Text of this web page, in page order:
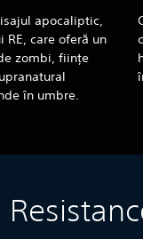
apocaliptic,
care oferă un
zombi, ființe
în umbre.